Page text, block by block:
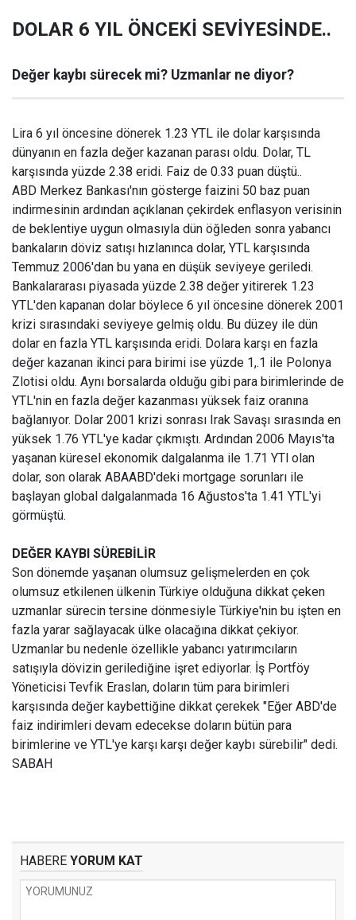
DOLAR 6 YIL ÖNCEKİ SEVİYESİNDE..
Değer kaybı sürecek mi? Uzmanlar ne diyor?
Lira 6 yıl öncesine dönerek 1.23 YTL ile dolar karşısında
dünyanın en fazla değer kazanan parası oldu. Dolar, TL
karşısında yüzde 2.38 eridi. Faiz de 0.33 puan düştü..
ABD Merkez Bankası'nın gösterge faizini 50 baz puan
indirmesinin ardından açıklanan çekirdek enflasyon verisinin
de beklentiye uygun olmasıyla dün öğleden sonra yabancı
bankaların döviz satışı hızlanınca dolar, YTL karşısında
Temmuz 2006'dan bu yana en düşük seviyeye geriledi.
Bankalararası piyasada yüzde 2.38 değer yitirerek 1.23
YTL'den kapanan dolar böylece 6 yıl öncesine dönerek 2001
krizi sırasındaki seviyeye gelmiş oldu. Bu düzey ile dün
dolar en fazla YTL karşısında eridi. Dolara karşı en fazla
değer kazanan ikinci para birimi ise yüzde 1,.1 ile Polonya
Zlotisi oldu. Aynı borsalarda olduğu gibi para birimlerinde de
YTL'nin en fazla değer kazanması yüksek faiz oranına
bağlanıyor. Dolar 2001 krizi sonrası Irak Savaşı sırasında en
yüksek 1.76 YTL'ye kadar çıkmıştı. Ardından 2006 Mayıs'ta
yaşanan küresel ekonomik dalgalanma ile 1.71 YTl olan
dolar, son olarak ABAABD'deki mortgage sorunları ile
başlayan global dalgalanmada 16 Ağustos'ta 1.41 YTL'yi
görmüştü.
DEĞER KAYBI SÜREBİLİR
Son dönemde yaşanan olumsuz gelişmelerden en çok
olumsuz etkilenen ülkenin Türkiye olduğuna dikkat çeken
uzmanlar sürecin tersine dönmesiyle Türkiye'nin bu işten en
fazla yarar sağlayacak ülke olacağına dikkat çekiyor.
Uzmanlar bu nedenle özellikle yabancı yatırımcıların
satışıyla dövizin gerilediğine işret ediyorlar. İş Portföy
Yöneticisi Tevfik Eraslan, doların tüm para birimleri
karşısında değer kaybettiğine dikkat çerekek "Eğer ABD'de
faiz indirimleri devam edecekse doların bütün para
birimlerine ve YTL'ye karşı karşı değer kaybı sürebilir" dedi.
SABAH
HABERE YORUM KAT